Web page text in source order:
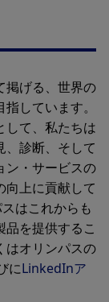
掲げる、世界の
しています。
して、私たちは
、診断、そして
ン・サービスの
向上に貢献して
はこれからも
を提供するこ
はオリンパスの
にLinkedInア